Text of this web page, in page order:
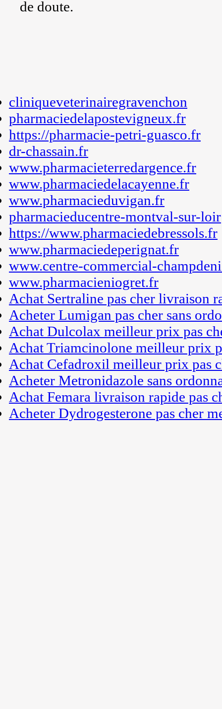
de doute.
cliniqueveterinairegravenchon
pharmaciedelapostevigneux.fr
https://pharmacie-petri-guasco.fr
dr-chassain.fr
www.pharmacieterredargence.fr
www.pharmaciedelacayenne.fr
www.pharmacieduvigan.fr
pharmacieducentre-montval-sur-loir
https://www.pharmaciedebressols.fr
www.pharmaciedeperignat.fr
www.centre-commercial-
www.pharmacieniogret.fr
Achat Sertraline pas cher livraison
Acheter Lumigan pas cher sans
Achat Dulcolax meilleur prix pas
Achat Triamcinolone meilleur prix
Achat Cefadroxil meilleur prix pas
Acheter Metronidazole sans
Achat Femara livraison rapide pas
Acheter Dydrogesterone pas cher